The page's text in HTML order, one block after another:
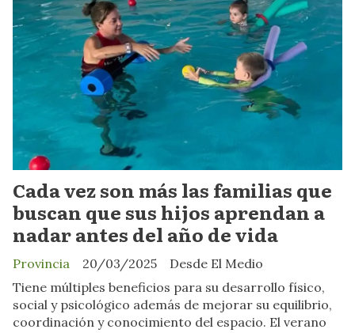
Cada vez son más las familias que
buscan que sus hijos aprendan a
nadar antes del año de vida
Desde El Medio
Provincia
20/03/2025
Tiene múltiples beneficios para su desarrollo físico,
social y psicológico además de mejorar su equilibrio,
coordinación y conocimiento del espacio. El verano